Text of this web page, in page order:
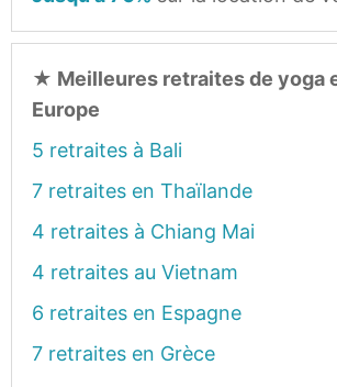
★ Meilleures retraites de yoga
Europe
5 retraites à Bali
7 retraites en Thaïlande
4 retraites à Chiang Mai
4 retraites au Vietnam
6 retraites en Espagne
7 retraites en Grèce